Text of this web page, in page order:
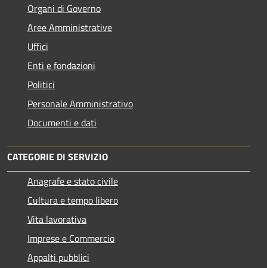
Organi di Governo
Aree Amministrative
Uffici
Enti e fondazioni
Politici
Personale Amministrativo
Documenti e dati
CATEGORIE DI SERVIZIO
Anagrafe e stato civile
Cultura e tempo libero
Vita lavorativa
Imprese e Commercio
Appalti pubblici